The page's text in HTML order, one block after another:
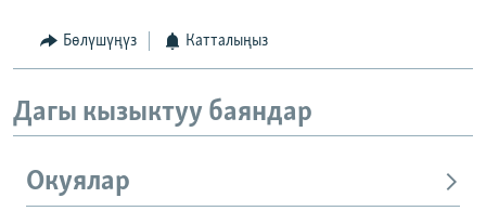
Бөлүшүңүз Катталыңыз
Дагы кызыктуу баяндар
Окуялар